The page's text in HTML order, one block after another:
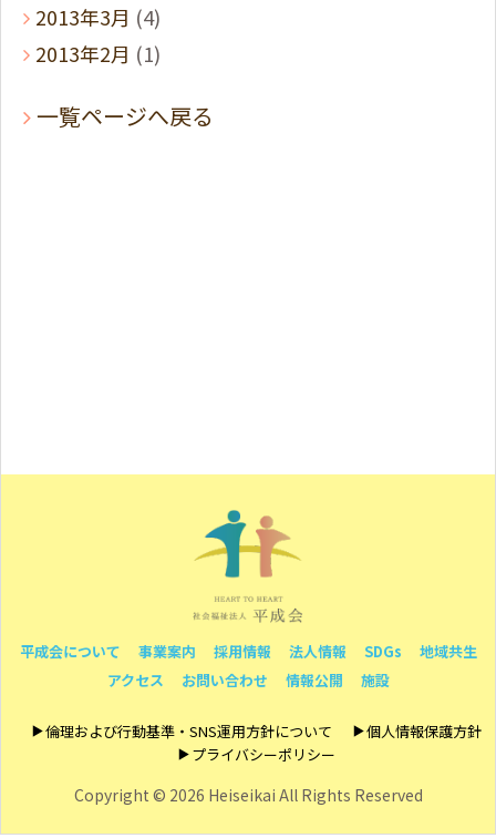
2013年3月 (4)
2013年2月 (1)
一覧ページへ戻る
平成会について 事業案内 採用情報 法人情報 SDGs
地域共生
アクセス
お問い合わせ 情報公開 施設
倫理および行動基準・SNS運用方針について
個人情報保護方針
プライバシーポリシー
Copyright © 2026 Heiseikai All Rights Reserved